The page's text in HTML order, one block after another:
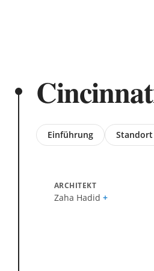
Jump
to
Einführung Standort
ARCHITEKT
Zaha Hadid